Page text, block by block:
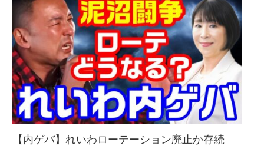
【内ゲバ】れいわローテーション廃止か存続